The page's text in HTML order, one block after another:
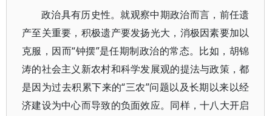
政治具有历史性。就观察中期政治而言，前任遗
产至关重要，积极遗产要发扬光大，消极因素要加以
克服，因而“钟摆”是任期制政治的常态。比如，胡锦
涛的社会主义新农村和科学发展观的提法与政策，都
是因为过去积累下来的“三农”问题以及长期以来以经
济建设为中心而导致的负面效应。同样，十八大开启